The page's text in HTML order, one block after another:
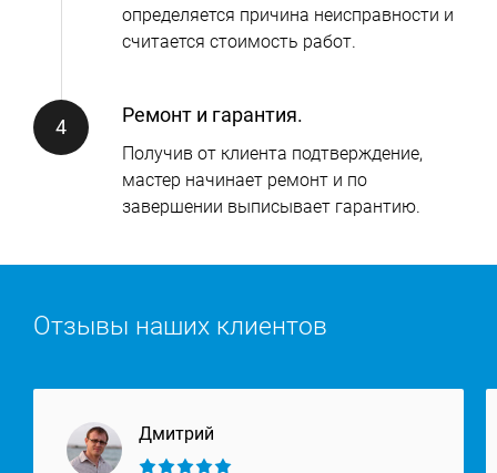
определяется причина неисправности и
считается стоимость работ.
Ремонт и гарантия.
Получив от клиента подтверждение,
мастер начинает ремонт и по
завершении выписывает гарантию.
Отзывы наших клиентов
Дмитрий